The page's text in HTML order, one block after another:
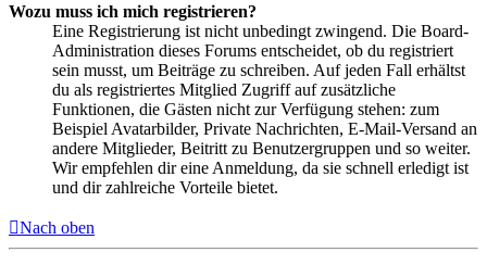
Wozu muss ich mich registrieren?
Eine Registrierung ist nicht unbedingt zwingend. Die Board-
Administration dieses Forums entscheidet, ob du registriert
sein musst, um Beiträge zu schreiben. Auf jeden Fall erhältst
du als registriertes Mitglied Zugriff auf zusätzliche
Funktionen, die Gästen nicht zur Verfügung stehen: zum
Beispiel Avatarbilder, Private Nachrichten, E-Mail-Versand an
andere Mitglieder, Beitritt zu Benutzergruppen und so weiter.
Wir empfehlen dir eine Anmeldung, da sie schnell erledigt ist
und dir zahlreiche Vorteile bietet.
Nach oben